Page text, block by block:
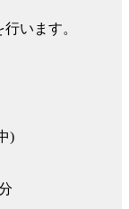
います。
)